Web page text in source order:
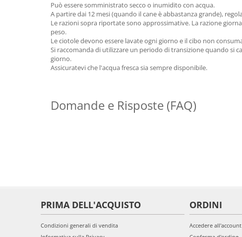
Può essere somministrato secco o inumidito con acqua.
A partire dai 12 mesi (quando il cane è abbastanza grande),
Le razioni sopra riportate sono approssimative. La razione
peso.
Le ciotole devono essere lavate ogni giorno e il cibo non
Si raccomanda di utilizzare un periodo di transizione quando si
giorno.
Assicuratevi che l'acqua fresca sia sempre disponibile.
Domande e Risposte (FAQ)
PRIMA DELL'ACQUISTO
Condizioni generali di vendita
ORDINI
Accedere all'account